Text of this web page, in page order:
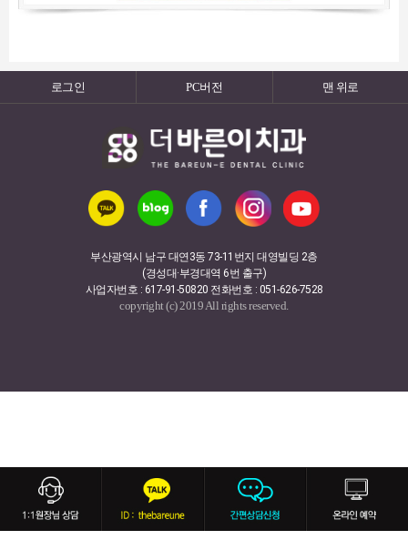
로그인 PC버전 맨 위로
부산광역시 남구 대연3동 73-11번지 대영빌딩 2층
(경성대·부경대역 6번 출구)
사업자번호 : 617-91-50820 전화번호 : 051-626-7528
copyright (c) 2019 All rights reserved.